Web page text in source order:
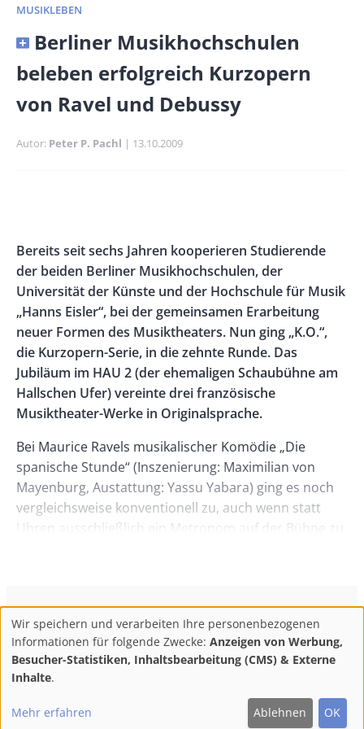
MUSIKLEBEN
Banner
Size
Berliner Musikhochschulen
beleben erfolgreich Kurzopern
von Ravel und Debussy
Autor Peter P. Pachl Publikationsdatum
13.10.2009
Rectangle
Right
Body
Bereits seit sechs Jahren kooperieren Studierende
der beiden Berliner Musikhochschulen, der
Universität der Künste und der Hochschule für Musik
„Hanns Eisler“, bei der gemeinsamen Erarbeitung
neuer Formen des Musiktheaters. Nun ging „K.O.“,
die Kurzopern-Serie, in die zehnte Runde. Das
Jubiläum im HAU 2 (der ehemaligen Schaubühne am
Hallschen Ufer) vereinte drei französische
Musiktheater-Werke in Originalsprache.
Bei Maurice Ravels musikalischer Komödie „Die
spanische Stunde“ (Inszenierung: Maximilian von
Mayenburg, Austattung: Yassu Yabara) ging es noch
vergleichsweise konventionell zu, auch wenn statt
Uhren ausschließlich ein Metronom auf der Bühne zu
Concepcion (angenehm: Amélie Saadia) einzig
zwischen und in vier Holzkisten statt.
Starke neue Formen fand das zweite jugendliche
Team der Studiengänge Regie und Bühnenbild (aus
Ost und West der Hauptstadt) für Claude Debussys
frühes Poème Lyrique nach Dante Gabriel Rosettis
Footer
ConBrio Kulturmedienhaus AGB
Datenschutz
Impressum
Info & Kontakt
Abo kündigen / Widerruf der Bestellung
Use
of
personal
data
and
Wir speichern und verarbeiten Ihre personenbezogenen
Informationen für folgende Zwecke: Anzeigen von Werbung,
Besucher-Statistiken, Inhaltsbearbeitung (CMS) & Externe
Inhalte.
Mehr erfahren Ablehnen OK